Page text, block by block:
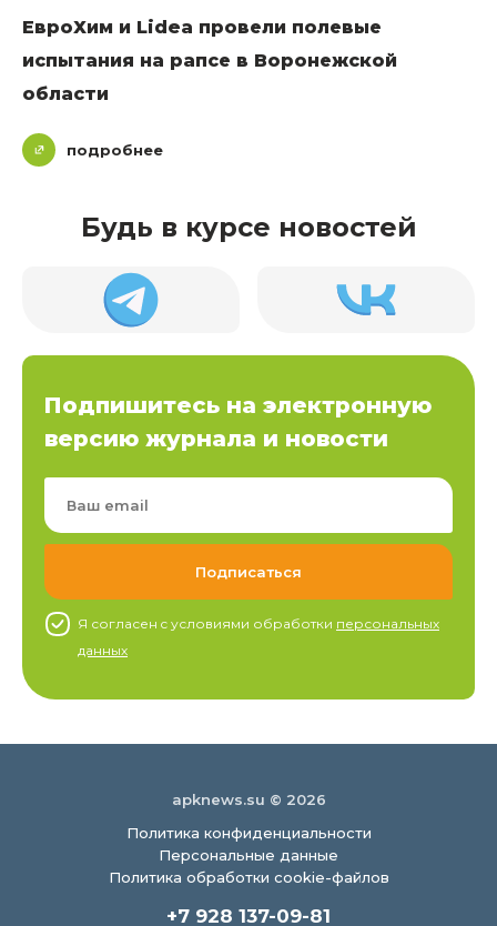
ЕвроХим и Lidea провели полевые
испытания на рапсе в Воронежской
области
подробнее
Будь в курсе новостей
Подпишитесь на электронную
версию журнала и новости
Я согласен c условиями обработки персональных
данных
apknews.su © 2026
Политика конфиденциальности
Персональные данные
Политика обработки cookie-файлов
+7 928 137-09-81